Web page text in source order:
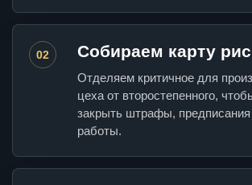
02 Собираем карту
Отделяем критичное для
цеха от второстепенного,
закрыть штрафы, предписания
работы.